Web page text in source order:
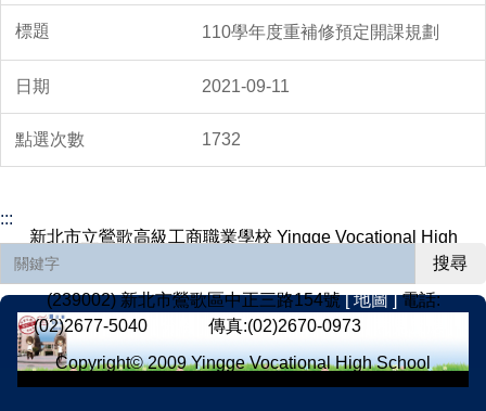
110學年度重補修預定開課規劃
2021-09-11
1732
:::
搜尋
新北市立鶯歌高級工商職業學校 Yingge Vocational High
(239002) 新北市鶯歌區中正三路154號[ 地圖 ]電話:
(02)2677-5040
傳真:(02)2670-0973
Copyright© 2009 Yingge Vocational High School